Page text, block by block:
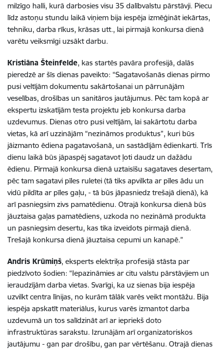
milzīgo halli, kurā darbosies visu 35 dalībvalstu pārstāvji. Piecu
līdz astoņu stundu laikā viņiem bija iespēja izmēģināt iekārtas,
tehniku, darba rīkus, krāsas utt., lai pirmajā konkursa dienā
varētu veiksmīgi uzsākt darbu.
Kristiāna Šteinfelde, kas startēs pavāra profesijā, dalās
pieredzē ar šīs dienas paveikto: “Sagatavošanās dienas pirmo
pusi veltījām dokumentu sakārtošanai un pārrunājām
veselības, drošības un sanitāros jautājumus. Pēc tam kopā ar
ekspertu izskatījām testa projektu jeb konkursa darba
uzdevumus. Dienas otro pusi veltījām, lai sakārtotu darba
vietas, kā arī uzzinājām “nezināmos produktus”, kuri būs
jāizmanto ēdiena pagatavošanā, un sastādījām ēdienkarti. Trīs
dienu laikā būs jāpaspēj sagatavot ļoti daudz un dažādu
ēdienu. Pirmajā konkursa dienā uztaisīšu sagataves desertam,
pēc tam sagatavi pīles ruletei (tā tiks apvilkta ar pīles ādu un
vidū pildīta ar pīles gaļu, - tā būs jāpasniedz trešajā dienā), kā
arī pasniegsim zivs pamatēdienu. Otrajā konkursa dienā būs
jāuztaisa gaļas pamatēdiens, uzkoda no nezināmā produkta
un pasniegsim desertu, kas tika izveidots pirmajā dienā.
Trešajā konkursa dienā jāuztaisa cepumi un kanapē.”
Andris Krūmiņš, eksperts elektriķa profesijā stāsta par
piedzīvoto šodien: “Iepazināmies ar citu valstu pārstāvjiem un
ieraudzījām darba vietas. Svarīgi, ka uz sienas bija iespēja
uzvilkt centra līnijas, no kurām tālāk varēs veikt montāžu. Bija
iespēja apskatīt materiālus, kurus varēs izmantot darba
uzdevumā un tos salīdzināt arī ar iepriekš doto
infrastruktūras sarakstu. Izrunājām arī organizatoriskos
jautājumu - gan par drošību, gan par vērtēšanu. Otrajā dienas